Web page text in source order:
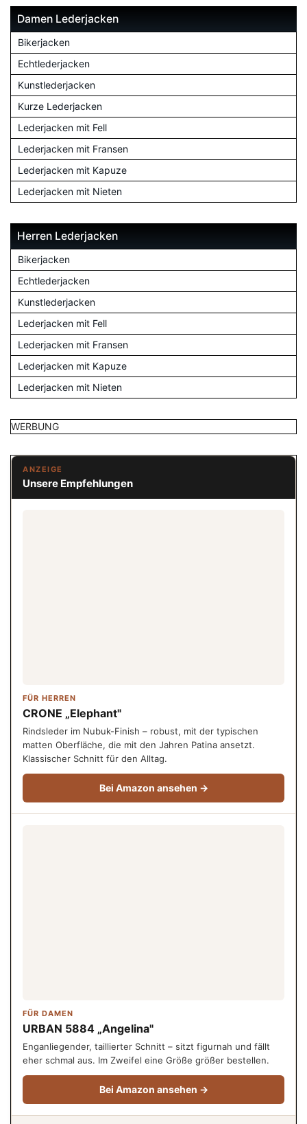
Damen Lederjacken
Bikerjacken
Echtlederjacken
Kunstlederjacken
Kurze Lederjacken
Lederjacken mit Fell
Lederjacken mit Fransen
Lederjacken mit Kapuze
Lederjacken mit Nieten
Herren Lederjacken
Bikerjacken
Echtlederjacken
Kunstlederjacken
Lederjacken mit Fell
Lederjacken mit Fransen
Lederjacken mit Kapuze
Lederjacken mit Nieten
WERBUNG
ANZEIGE
Unsere Empfehlungen
FÜR HERREN
CRONE „Elephant"
Rindsleder im Nubuk-Finish – robust, mit der typischen
matten Oberfläche, die mit den Jahren Patina ansetzt.
Klassischer Schnitt für den Alltag.
Bei Amazon ansehen →
FÜR DAMEN
URBAN 5884 „Angelina"
Enganliegender, taillierter Schnitt – sitzt figurnah und fällt
eher schmal aus. Im Zweifel eine Größe größer bestellen.
Bei Amazon ansehen →